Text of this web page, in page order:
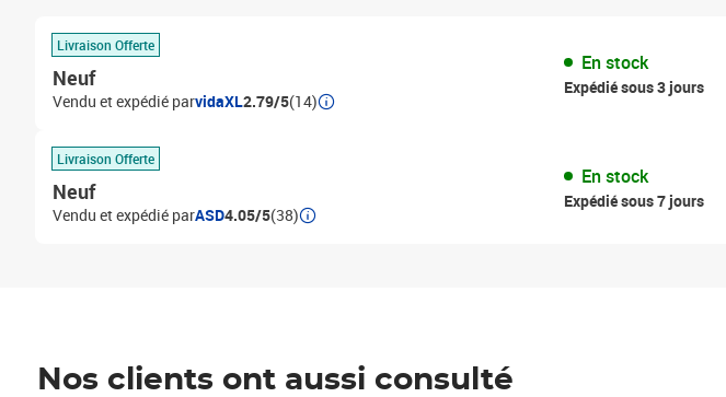
Livraison Offerte
Neuf
Vendu et expédié parvidaXL2.79/5(14)
En stock
Expédié sous 3 jours
Livraison Offerte
Neuf
Vendu et expédié parASD4.05/5(38)
En stock
Expédié sous 7 jours
Nos clients ont aussi consulté